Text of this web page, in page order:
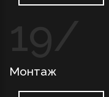
Монтаж